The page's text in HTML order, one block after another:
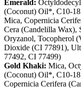
Emerald:
(Coconut) Oil*, C10-
Mica, Copernicia
Cera (Candelilla Wax),
Oryzanol, Tocopherol
Dioxide (CI 77891),
77492, CI 77499)
Gold Khaki: Mica,
(Coconut) Oil*, C10-
Copernicia Cerifera